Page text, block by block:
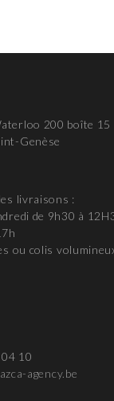
200 boîte 15
Genèse
livraisons :
de 9h30 à
ou colis
10
agency.be